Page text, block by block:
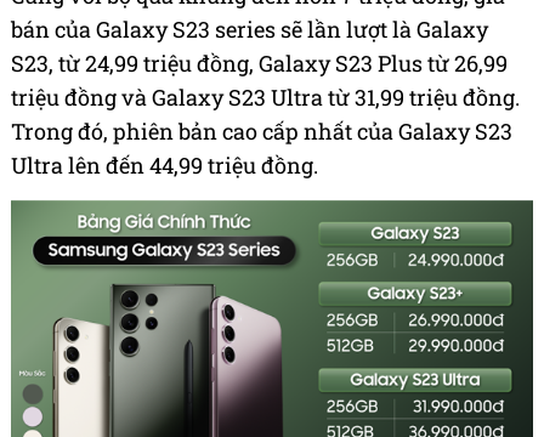
bán của Galaxy S23 series sẽ lần lượt là Galaxy
S23, từ 24,99 triệu đồng, Galaxy S23 Plus từ 26,99
triệu đồng và Galaxy S23 Ultra từ 31,99 triệu đồng.
Trong đó, phiên bản cao cấp nhất của Galaxy S23
Ultra lên đến 44,99 triệu đồng.